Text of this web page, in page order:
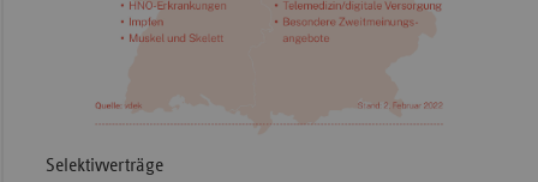
Selektivverträge